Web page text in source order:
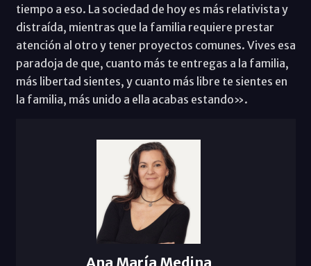
tiempo a eso. La sociedad de hoy es más relativista y
distraída, mientras que la familia requiere prestar
atención al otro y tener proyectos comunes. Vives esa
paradoja de que, cuanto más te entregas a la familia,
más libertad sientes, y cuanto más libre te sientes en
la familia, más unido a ella acabas estando».
Ana María Medina